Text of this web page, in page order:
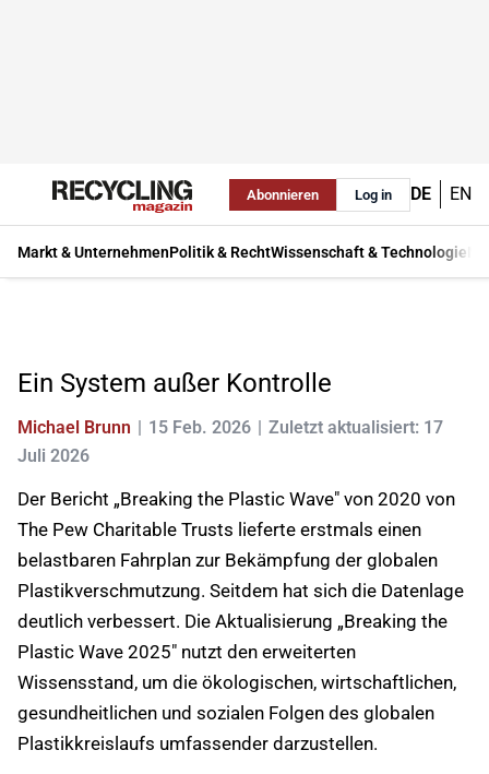
Abonnieren Log in DE EN
Markt & UnternehmenPolitik & RechtWissenschaft & Technologie
Ein System außer Kontrolle
Michael Brunn 15 Feb. 2026
Zuletzt aktualisiert: 17
Juli 2026
Der Bericht „Breaking the Plastic Wave" von 2020 von
The Pew Charitable Trusts lieferte erstmals einen
belastbaren Fahrplan zur Bekämpfung der globalen
Plastikverschmutzung. Seitdem hat sich die Datenlage
deutlich verbessert. Die Aktualisierung „Breaking the
Plastic Wave 2025" nutzt den erweiterten
Wissensstand, um die ökologischen, wirtschaftlichen,
gesundheitlichen und sozialen Folgen des globalen
Plastikkreislaufs umfassender darzustellen.